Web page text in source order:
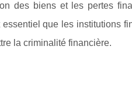
des biens et les pertes
que les institutions
la criminalité financière.